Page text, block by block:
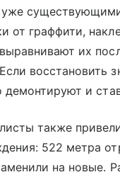
уже
от граффити,
их
восстановить
демонтируют и
также
522 метра
на новые.